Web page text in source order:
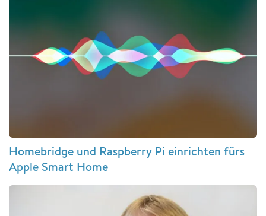
Homebridge und Raspberry Pi einrichten fürs
Apple Smart Home